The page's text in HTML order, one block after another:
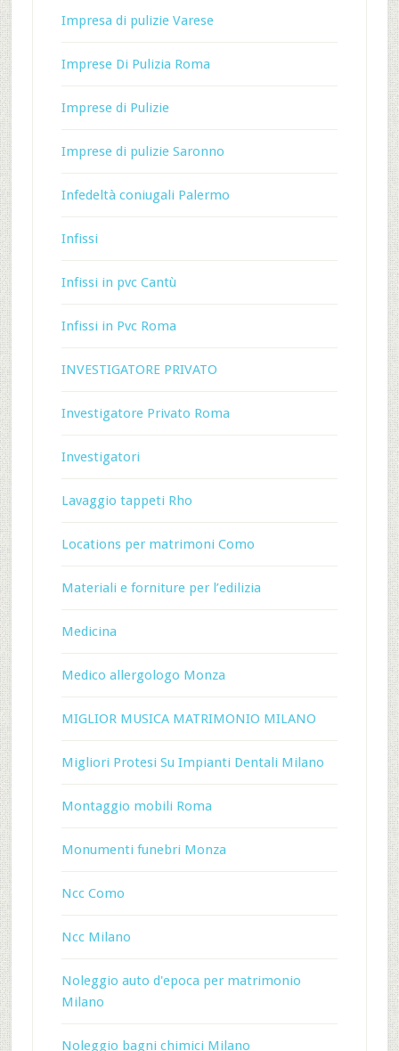
Impresa di pulizie Varese
Imprese Di Pulizia Roma
Imprese di Pulizie
Imprese di pulizie Saronno
Infedeltà coniugali Palermo
Infissi
Infissi in pvc Cantù
Infissi in Pvc Roma
INVESTIGATORE PRIVATO
Investigatore Privato Roma
Investigatori
Lavaggio tappeti Rho
Locations per matrimoni Como
Materiali e forniture per l’edilizia
Medicina
Medico allergologo Monza
MIGLIOR MUSICA MATRIMONIO MILANO
Migliori Protesi Su Impianti Dentali Milano
Montaggio mobili Roma
Monumenti funebri Monza
Ncc Como
Ncc Milano
Noleggio auto d'epoca per matrimonio
Milano
Noleggio bagni chimici Milano